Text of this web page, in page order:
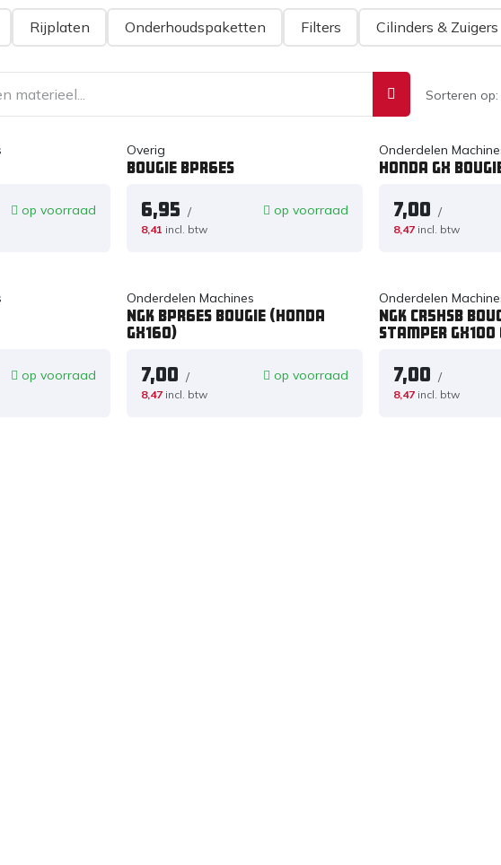
Rijplaten Onderhoudspaketten Filters Cilinders & Zuigers
Sorteren op:
op voorraad
Overig
Bougie BPR6ES
6,95 /
8,41 incl. btw
op voorraad
Onderdelen
Honda GX
7,00 /
8,47 incl. btw
op voorraad
Onderdelen Machines
NGK BPR6ES bougie (honda
GX160)
7,00 /
8,47 incl. btw
op voorraad
Onderdelen
NGK CR5HSB
stamper GX100
7,00 /
8,47 incl. btw